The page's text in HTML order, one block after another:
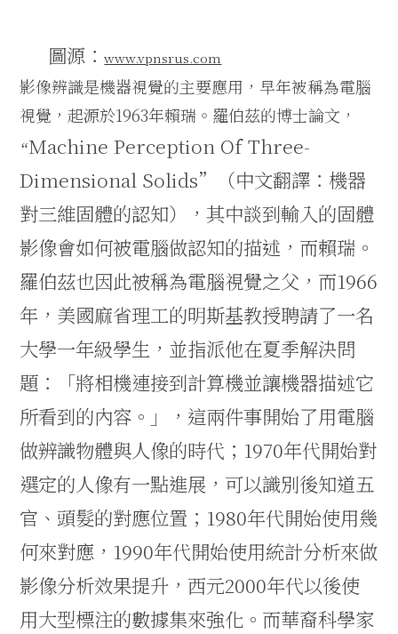
圖源：www.vpnsrus.com
影像辨識是機器視覺的主要應用，早年被稱為電腦
視覺，起源於1963年賴瑞。羅伯茲的博士論文，
“Machine Perception Of Three-
Dimensional Solids”
（中文翻譯：機器
對三維固體的認知），其中談到輸入的固體
影像會如何被電腦做認知的描述，而賴瑞。
羅伯茲也因此被稱為電腦視覺之父，而1966
年，美國麻省理工的明斯基教授聘請了一名
大學一年級學生，並指派他在夏季解決問
題：「將相機連接到計算機並讓機器描述它
所看到的內容。」，這兩件事開始了用電腦
做辨識物體與人像的時代； 1970年代開始對
選定的人像有一點進展，可以識別後知道五
官、頭髮的對應位置； 1980年代開始使用幾
何來對應， 1990年代開始使用統計分析來做
影像分析效果提升，西元2000年代以後使
用大型標注的數據集來強化。而華裔科學家